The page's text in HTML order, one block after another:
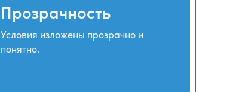
Прозрачность
Условия изложены прозрачно и
понятно.